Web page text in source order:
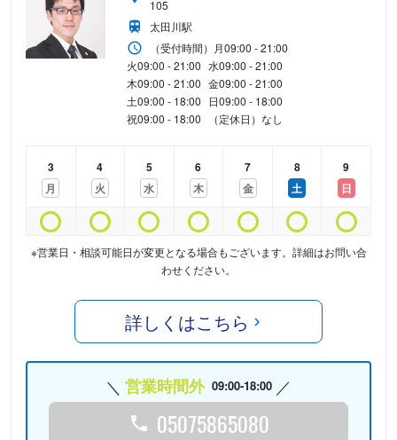
105
太田川駅
（受付時間） 月09:00 - 21:00
火09:00 - 21:00 水09:00 - 21:00
木09:00 - 21:00 金09:00 - 21:00
土09:00 - 18:00 日09:00 - 18:00
祝09:00 - 18:00 （定休日）なし
3
月
4
火
5
水
6
木
7
金
8
土
9
日
※営業日・相談可能日が変更となる場合もございます。詳細はお問い合
わせください。
詳しくはこちら
営業時間外 09:00-18:00
05075865080